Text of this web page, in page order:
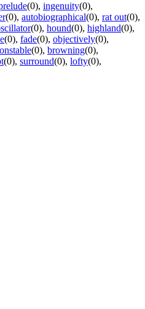
(0), ingenuity(0),
(0), autobiographical(0), rat out(0),
(0), hound(0), highland(0),
(0), fade(0), objectively(0),
(0), browning(0),
(0), surround(0), lofty(0),